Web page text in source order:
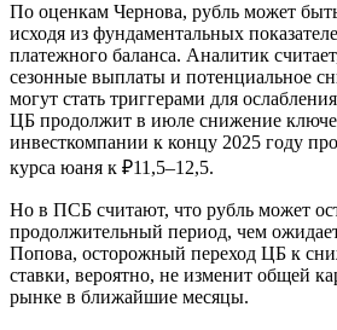
По оценкам Чернова, рубль может
исходя из фундаментальных
платежного баланса. Аналитик
сезонные выплаты и потенциальное
могут стать триггерами для
ЦБ продолжит в июле снижение
инвесткомпании к концу 2025 году
курса юаня к ₽11,5–12,5.
Но в ПСБ считают, что рубль может
продолжительный период, чем
Попова, осторожный переход ЦБ к
ставки, вероятно, не изменит общей
рынке в ближайшие месяцы.